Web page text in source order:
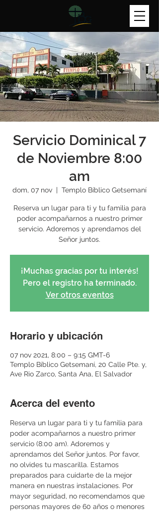
Servicio Dominical 7
de Noviembre 8:00
am
dom, 07 nov
  |
Templo Bíblico Getsemaní
Reserva un lugar para ti y tu familia para
poder acompañarnos a nuestro primer
servicio. Adoremos y aprendamos del
Señor juntos.
¡Muchas gracias por tu interés!
Pero el registro ha terminado.
Ver otros eventos
Horario y ubicación
07 nov 2021, 8:00 – 9:15 GMT-6
Templo Bíblico Getsemaní, 20 Calle Pte. y,
Ave Rio Zarco, Santa Ana, El Salvador
Acerca del evento
Reserva un lugar para ti y tu familia para
poder acompañarnos a nuestro primer
servicio (8:00 am). Adoremos y
aprendamos del Señor juntos. Por favor,
no olvides tu mascarilla. Estamos
preparados para cuidarte de la mejor
manera en nuestras instalaciones. Por
mayor seguridad, no recomendamos que
personas mayores de 60 años o menores